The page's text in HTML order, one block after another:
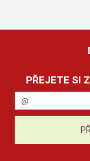
PŘEJETE SI